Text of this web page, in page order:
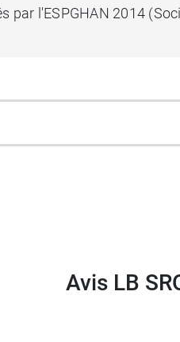
par l'ESPGHAN 2014
Avis LB